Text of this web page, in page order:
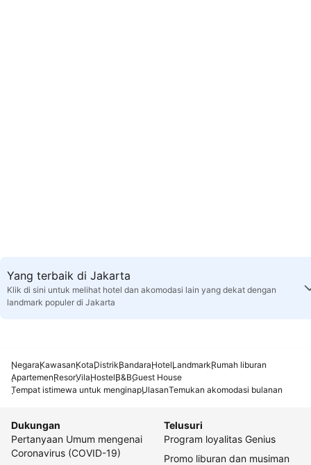
Yang terbaik di Jakarta
Klik di sini untuk melihat hotel dan akomodasi lain yang dekat dengan
landmark populer di Jakarta
NegaraKawasanKotaDistrikBandaraHotelLandmarkRumah liburan
ApartemenResorVilaHostelB&BGuest House
Tempat istimewa untuk menginapUlasanTemukan akomodasi bulanan
Dukungan
Pertanyaan Umum mengenai
Coronavirus (COVID-19)
Telusuri
Program loyalitas Genius
Promo liburan dan musiman